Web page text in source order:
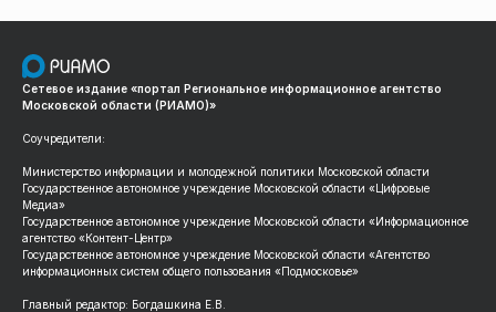
Сетевое издание «портал Региональное информационное агентство
Московской области (РИАМО)»
Соучредители:
Министерство информации и молодежной политики Московской области
Государственное автономное учреждение Московской области «Цифровые
Медиа»
Государственное автономное учреждение Московской области «Информационное
агентство «Контент-Центр»
Государственное автономное учреждение Московской области «Агентство
информационных систем общего пользования «Подмосковье»
Главный редактор: Богдашкина Е.В.